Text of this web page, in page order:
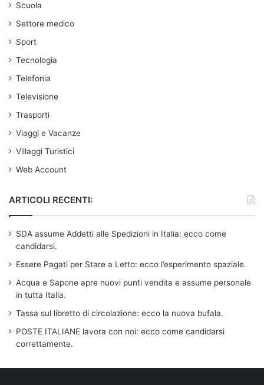
Scuola
Settore medico
Sport
Tecnologia
Telefonia
Televisione
Trasporti
Viaggi e Vacanze
Villaggi Turistici
Web Account
ARTICOLI RECENTI:
SDA assume Addetti alle Spedizioni in Italia: ecco come
candidarsi.
Essere Pagati per Stare a Letto: ecco l’esperimento spaziale.
Acqua e Sapone apre nuovi punti vendita e assume personale
in tutta Italia.
Tassa sul libretto di circolazione: ecco la nuova bufala.
POSTE ITALIANE lavora con noi: ecco come candidarsi
correttamente.